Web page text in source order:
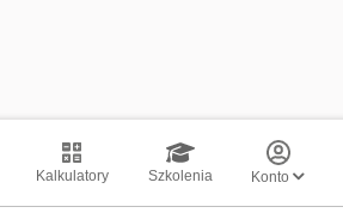
Kalkulatory Szkolenia Konto